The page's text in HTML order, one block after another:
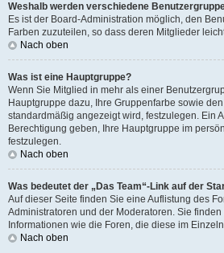
Weshalb werden verschiedene
Es ist der Board-Administration möglich, den
Farben zuzuteilen, so dass deren Mitglieder
Nach oben
Was ist eine Hauptgruppe?
Wenn Sie Mitglied in mehr als einer
Hauptgruppe dazu, Ihre Gruppenfarbe sowie
standardmäßig angezeigt wird, festzulegen. Ein
Berechtigung geben, Ihre Hauptgruppe im
festzulegen.
Nach oben
Was bedeutet der „Das Team“-Link auf der
Auf dieser Seite finden Sie eine Auflistung des
Administratoren und der Moderatoren. Sie
Informationen wie die Foren, die diese im
Nach oben